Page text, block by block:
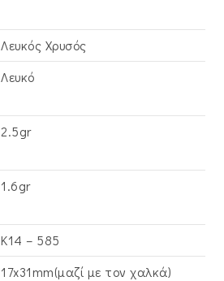
Λευκός Xρυσός
Λευκό
2.5gr
1.6gr
Κ14 – 585
17x31mm(μαζί με τον χαλκά)